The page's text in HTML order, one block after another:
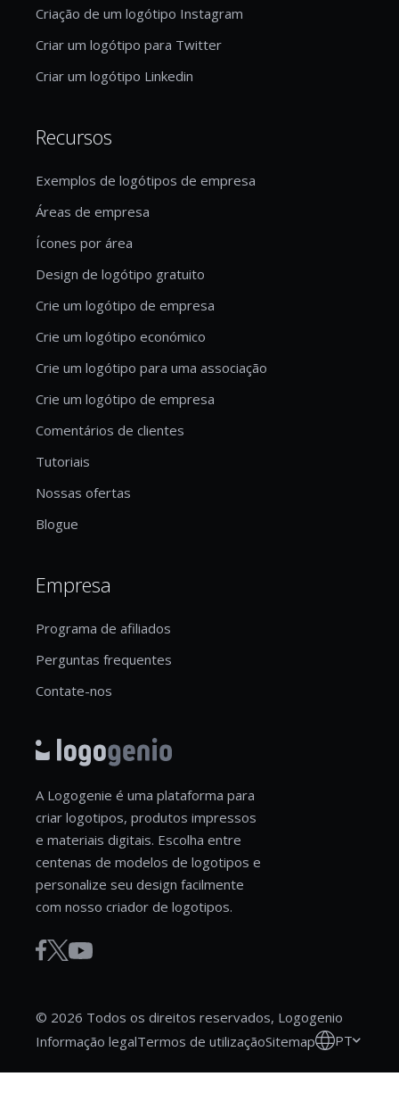
Criação de um logótipo Instagram
Criar um logótipo para Twitter
Criar um logótipo Linkedin
Recursos
Exemplos de logótipos de empresa
Áreas de empresa
Ícones por área
Design de logótipo gratuito
Crie um logótipo de empresa
Crie um logótipo económico
Crie um logótipo para uma associação
Crie um logótipo de empresa
Comentários de clientes
Tutoriais
Nossas ofertas
Blogue
Empresa
Programa de afiliados
Perguntas frequentes
Contate-nos
A Logogenie é uma plataforma para
criar logotipos, produtos impressos
e materiais digitais. Escolha entre
centenas de modelos de logotipos e
personalize seu design facilmente
com nosso criador de logotipos.
© 2026 Todos os direitos reservados, Logogenio
Informação legalTermos de utilizaçãoSitemap PT